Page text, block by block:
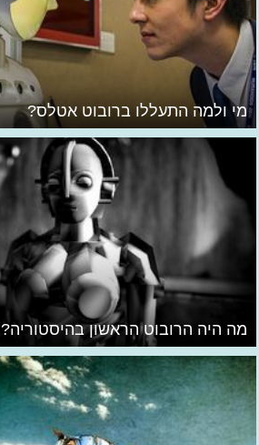
מי ולמה התעללו ברובוט אטלס?
מה היה הרובוט הראשון בהיסטוריה?